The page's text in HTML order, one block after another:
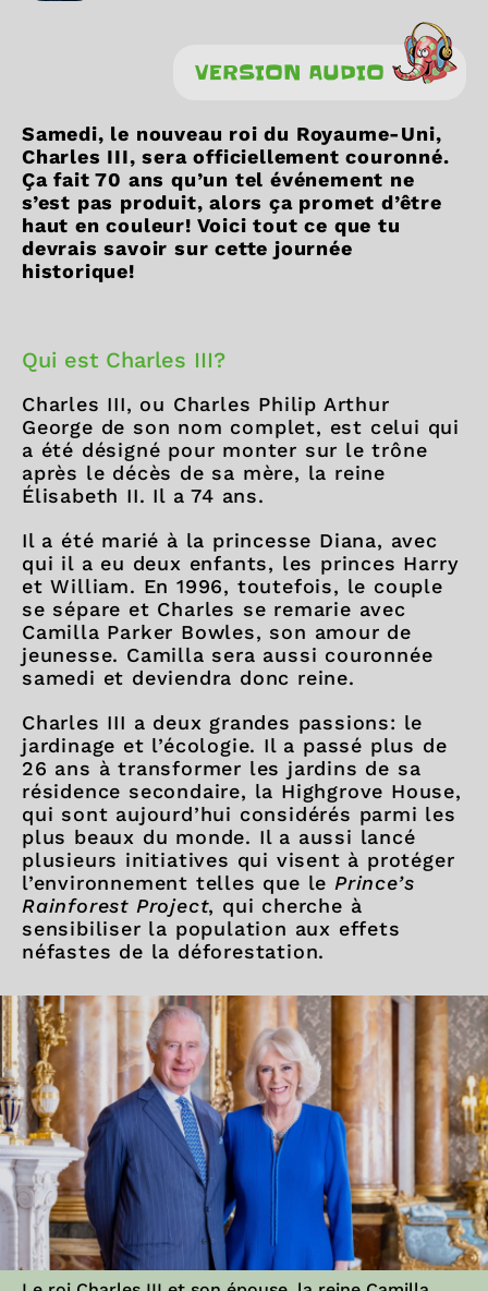
VERSION AUDIO
Samedi, le nouveau roi du Royaume-Uni,
Charles III, sera officiellement couronné.
Ça fait 70 ans qu’un tel événement ne
s’est pas produit, alors ça promet d’être
haut en couleur! Voici tout ce que tu
devrais savoir sur cette journée
historique!
Qui est Charles III?
Charles III, ou Charles Philip Arthur
George de son nom complet, est celui qui
a été désigné pour monter sur le trône
après le décès de sa mère, la reine
Élisabeth II. Il a 74 ans.
Il a été marié à la princesse Diana, avec
qui il a eu deux enfants, les princes Harry
et William. En 1996, toutefois, le couple
se sépare et Charles se remarie avec
Camilla Parker Bowles, son amour de
jeunesse. Camilla sera aussi couronnée
samedi et deviendra donc reine.
Charles III a deux grandes passions: le
jardinage et l’écologie. Il a passé plus de
26 ans à transformer les jardins de sa
résidence secondaire, la Highgrove House,
qui sont aujourd’hui considérés parmi les
plus beaux du monde. Il a aussi lancé
plusieurs initiatives qui visent à protéger
l’environnement telles que le Prince’s
Rainforest Project, qui cherche à
sensibiliser la population aux effets
néfastes de la déforestation.